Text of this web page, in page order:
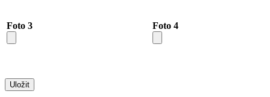
Foto 3 Foto 4